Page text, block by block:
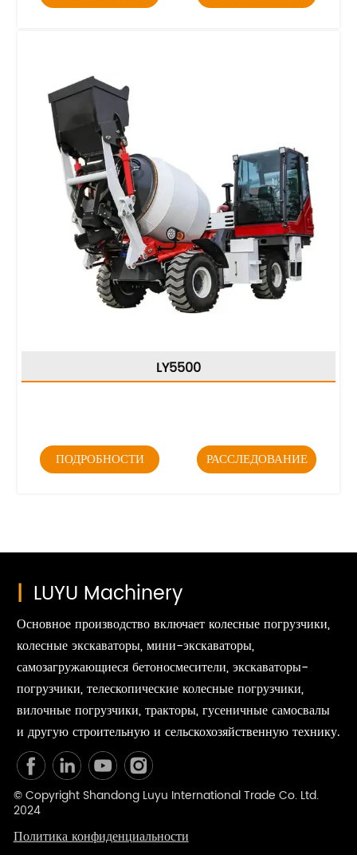
LY5500
ПОДРОБНОСТИ РАССЛЕДОВАНИЕ
| LUYU Machinery
Основное производство включает колесные погрузчики,
колесные экскаваторы, мини-экскаваторы,
самозагружающиеся бетоносмесители, экскаваторы-
погрузчики, телескопические колесные погрузчики,
вилочные погрузчики, тракторы, гусеничные самосвалы
и другую строительную и сельскохозяйственную технику.
© Copyright Shandong Luyu International Trade Co. Ltd.
2024
Политика конфиденциальности